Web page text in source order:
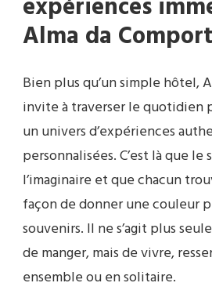
expériences
Alma da
Bien plus qu’un simple hôtel,
invite à traverser le quotidien
un univers d’expériences
personnalisées. C’est là que
l’imaginaire et que chacun
façon de donner une couleur
souvenirs. Il ne s’agit plus
de manger, mais de vivre,
ensemble ou en solitaire.